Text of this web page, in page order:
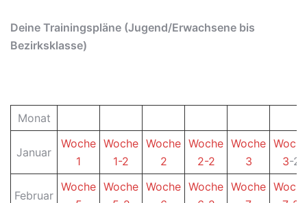
Deine Trainingspläne (Jugend/Erwachsene bis
Bezirksklasse)
Monat
Januar
Woche
1
Woche
1-2
Woche
2
Woche
2-2
Woche
3
3-2
Februar
Woche Woche Woche Woche Woche